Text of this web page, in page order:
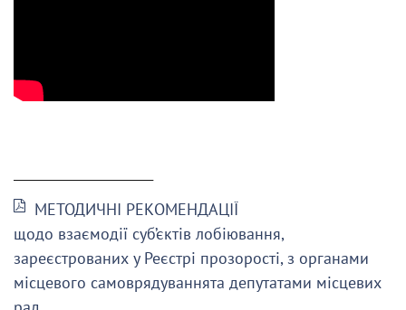
МЕТОДИЧНІ РЕКОМЕНДАЦІЇ
щодо взаємодії суб’єктів лобіювання,
зареєстрованих у Реєстрі прозорості, з органами
місцевого самоврядуваннята депутатами місцевих